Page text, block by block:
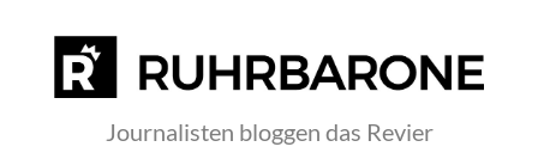
Journalisten bloggen das Revier